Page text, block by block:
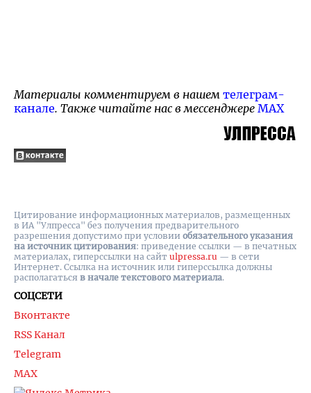
Материалы комментируем в нашем телеграм-
канале. Также читайте нас в мессенджере MAX
СОЦСЕТИ
Вконтакте
RSS Канал
Telegram
MAX
Цитирование информационных материалов, размещенных
в ИА "Улпресса" без получения предварительного
разрешения допустимо при условии обязательного указания
на источник цитирования: приведение ссылки — в печатных
материалах, гиперссылки на cайт ulpressa.ru — в сети
Интернет. Ссылка на источник или гиперссылка должны
располагаться в начале текстового материала.